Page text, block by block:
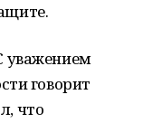
уважением
говорит
что